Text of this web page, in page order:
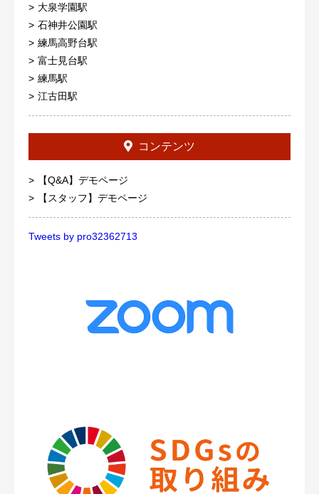
大泉学園駅
石神井公園駅
練馬高野台駅
富士見台駅
練馬駅
江古田駅
コンテンツ
【Q&A】デモページ
【スタッフ】デモページ
Tweets by pro32362713